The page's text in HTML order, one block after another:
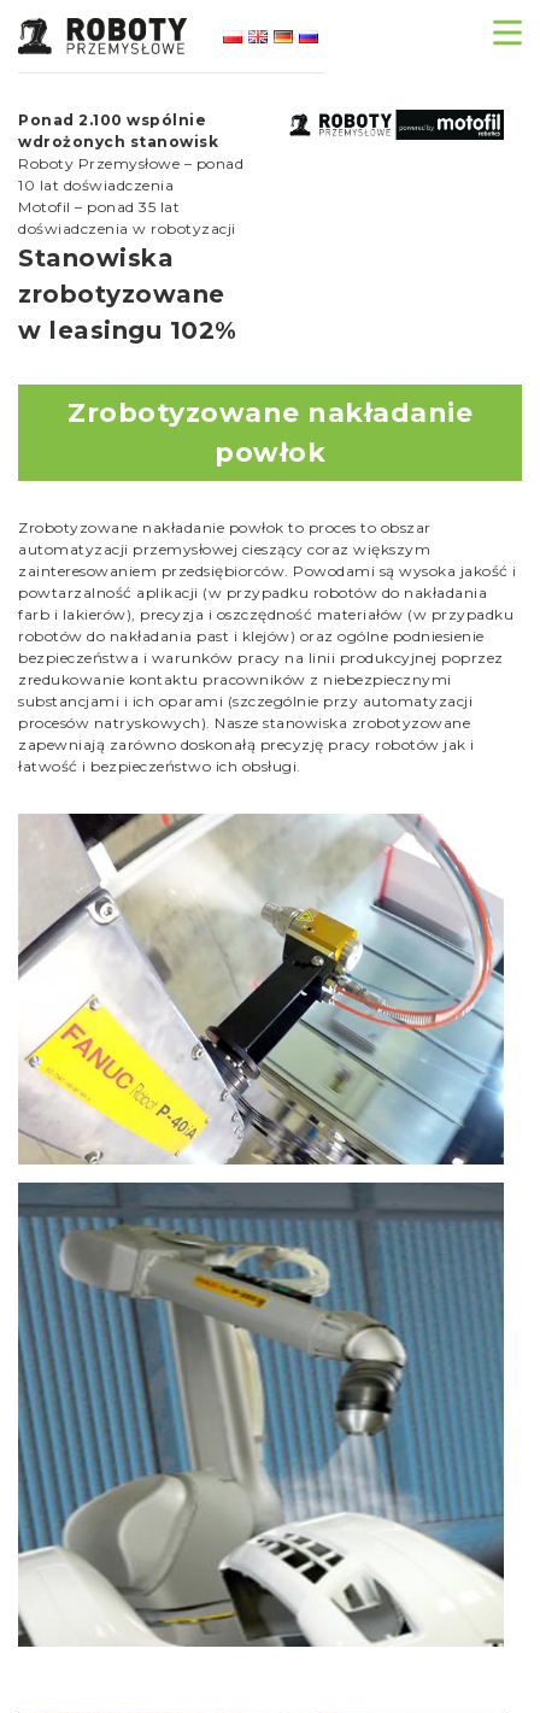
Ponad 2.100 wspólnie
wdrożonych stanowisk
Roboty Przemysłowe – ponad
10 lat doświadczenia
Motofil – ponad 35 lat
doświadczenia w robotyzacji
Stanowiska
zrobotyzowane
w leasingu 102%
Zrobotyzowane nakładanie
powłok
Zrobotyzowane nakładanie powłok to proces to obszar
automatyzacji przemysłowej cieszący coraz większym
zainteresowaniem przedsiębiorców. Powodami są wysoka jakość i
powtarzalność aplikacji (w przypadku robotów do nakładania
farb i lakierów), precyzja i oszczędność materiałów (w przypadku
robotów do nakładania past i klejów) oraz ogólne podniesienie
bezpieczeństwa i warunków pracy na linii produkcyjnej poprzez
zredukowanie kontaktu pracowników z niebezpiecznymi
substancjami i ich oparami (szczególnie przy automatyzacji
procesów natryskowych). Nasze stanowiska zrobotyzowane
zapewniają zarówno doskonałą precyzję pracy robotów jak i
łatwość i bezpieczeństwo ich obsługi.